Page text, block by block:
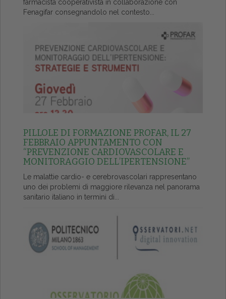
farmacista cooperativista in collaborazione con
Fenagifar consegnandolo nel contesto...
PILLOLE DI FORMAZIONE PROFAR, IL 27
FEBBRAIO APPUNTAMENTO CON
“PREVENZIONE CARDIOVASCOLARE E
MONITORAGGIO DELL’IPERTENSIONE”
Le malattie cardio- e cerebrovascolari rappresentano
uno dei problemi di maggiore rilevanza nel panorama
sanitario italiano in termini di...